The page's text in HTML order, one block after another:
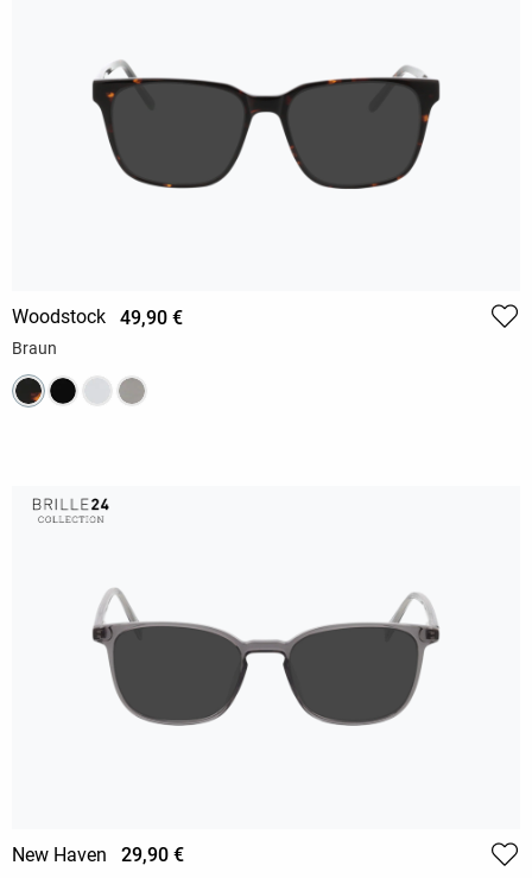
Woodstock 49,90 €
Braun
New Haven 29,90 €